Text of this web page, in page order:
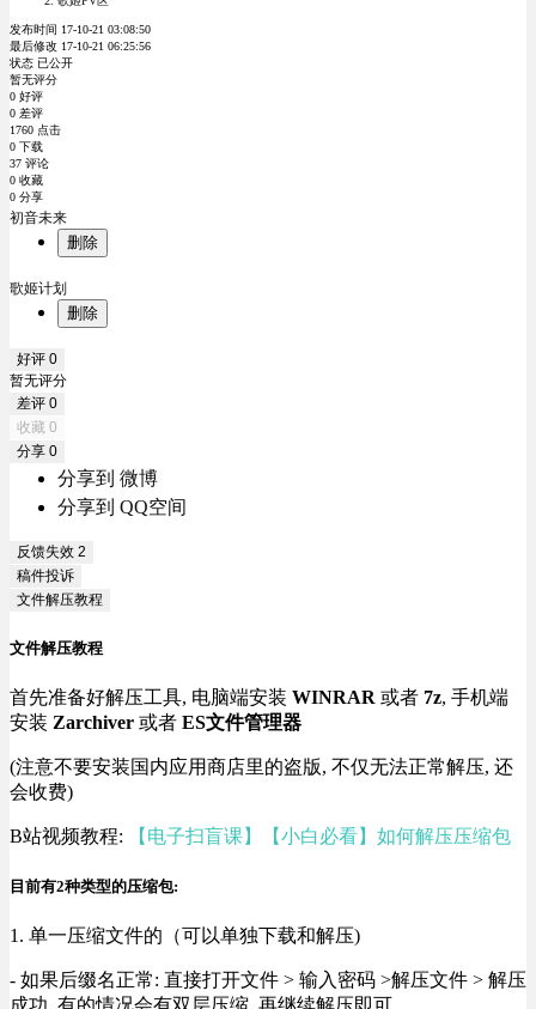
发布时间 17-10-21 03:08:50
最后修改 17-10-21 06:25:56
状态 已公开
暂无评分
0 好评
0 差评
1760 点击
0 下载
37 评论
0 收藏
0 分享
初音未来
删除
歌姬计划
删除
好评 0
暂无评分
差评 0
收藏 0
分享 0
分享到 微博
分享到 QQ空间
反馈失效 2
稿件投诉
文件解压教程
文件解压教程
首先准备好解压工具, 电脑端安装 WINRAR 或者 7z, 手机端
安装 Zarchiver 或者 ES文件管理器
(注意不要安装国内应用商店里的盗版, 不仅无法正常解压, 还
会收费)
B站视频教程: 【电子扫盲课】【小白必看】如何解压压缩包
目前有2种类型的压缩包:
1. 单一压缩文件的（可以单独下载和解压)
- 如果后缀名正常: 直接打开文件 > 输入密码 >解压文件 > 解压